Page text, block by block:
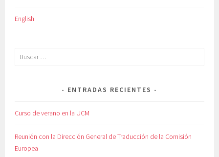
English
Buscar:
ENTRADAS RECIENTES
Curso de verano en la UCM
Reunión con la Dirección General de Traducción de la Comisión
Europea